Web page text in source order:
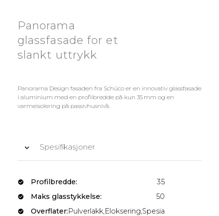
Panorama
glassfasade for et
slankt uttrykk
Panorama Design fasaden fra Schüco er en innovativ glassfasade
i aluminium med en profilbredde på kun 35 mm og en
varmeisolering på passivhusnivå.
Spesifikasjoner
Profilbredde:
35
Maks glasstykkelse:
50
Overflater:Pulverlakk,Eloksering,Spesiallakk